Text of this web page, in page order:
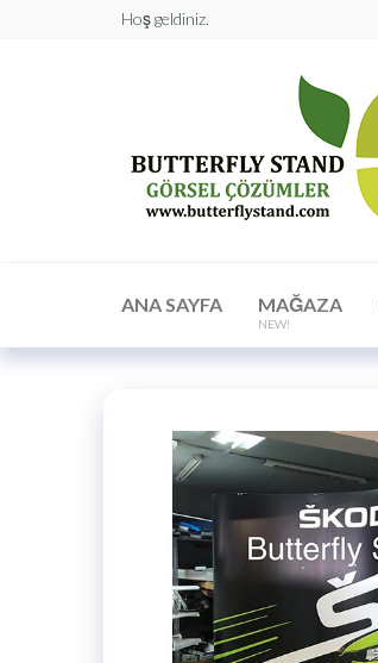
Hoş geldiniz.
ANA SAYFA MAĞAZA
NEW!